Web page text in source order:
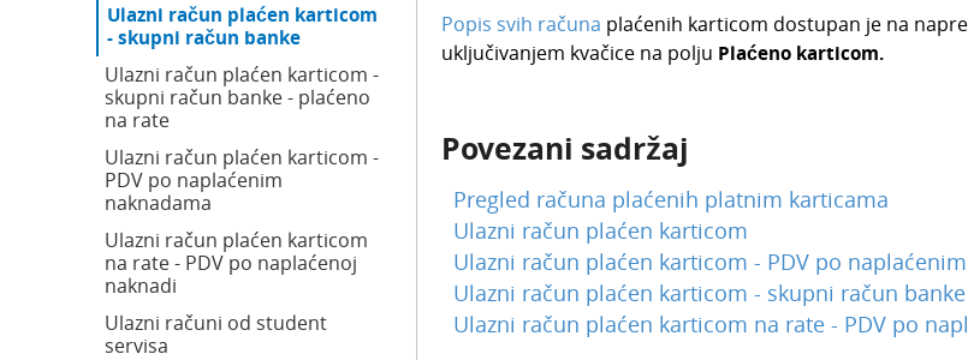
Ulazni račun plaćen karticom
- skupni račun banke
Ulazni račun plaćen karticom -
skupni račun banke - plaćeno
na rate
Ulazni račun plaćen karticom -
PDV po naplaćenim
naknadama
Ulazni račun plaćen karticom
na rate - PDV po naplaćenoj
naknadi
Ulazni računi od student
servisa
Popis svih računa plaćenih karticom dostupan je na
uključivanjem kvačice na polju Plaćeno karticom.
Povezani sadržaj
Pregled računa plaćenih platnim karticama
Ulazni račun plaćen karticom
Ulazni račun plaćen karticom - PDV po
Ulazni račun plaćen karticom - skupni račun
Ulazni račun plaćen karticom na rate - PDV po